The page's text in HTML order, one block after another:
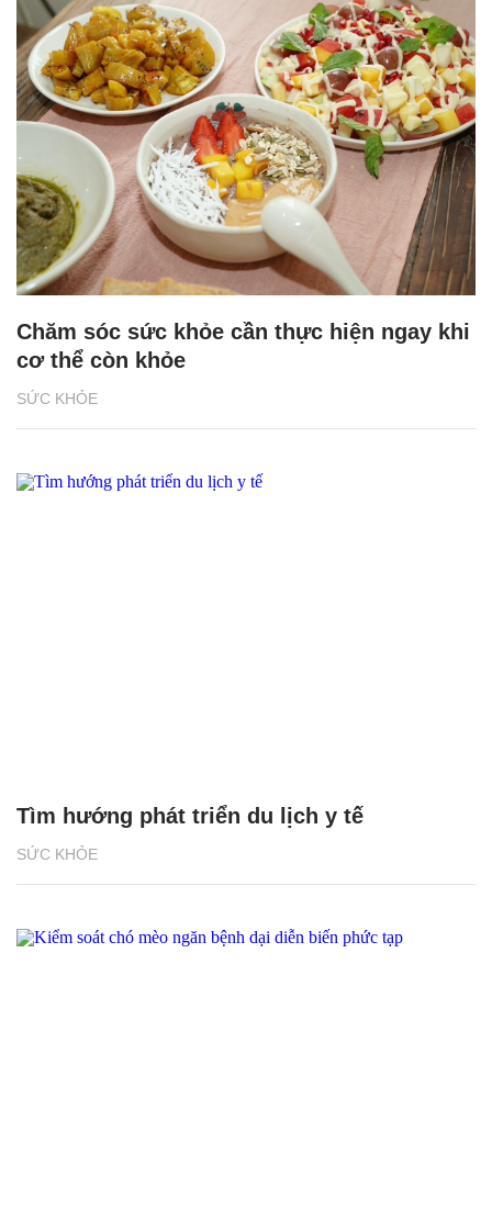
SỨC KHỎE
Chăm sóc sức khỏe cần thực hiện ngay khi
cơ thể còn khỏe
SỨC KHỎE
Tìm hướng phát triển du lịch y tế